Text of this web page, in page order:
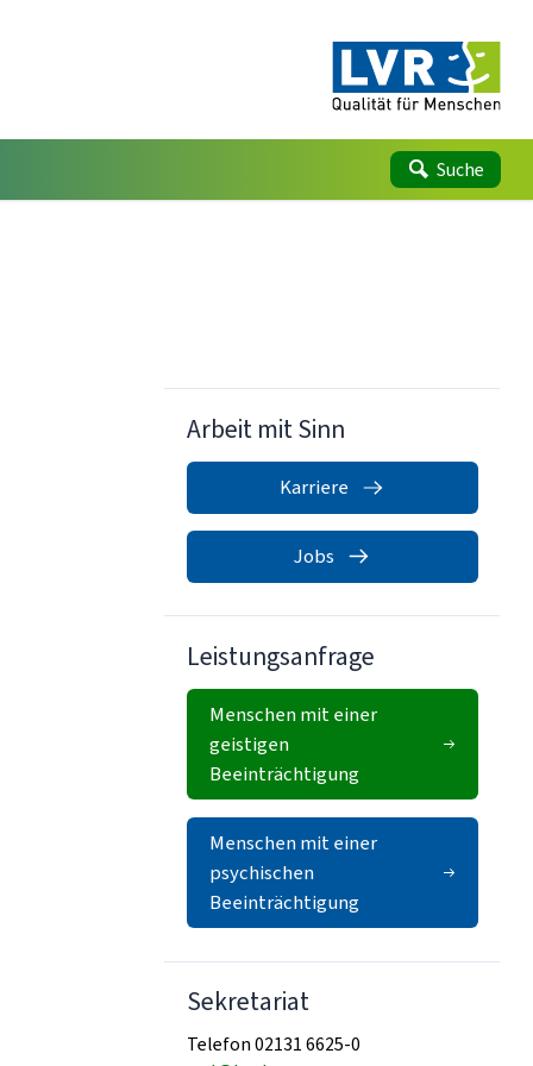
Suche
Arbeit mit Sinn
Karriere
Jobs
Leistungsanfrage
Menschen mit einer
geistigen
Beeinträchtigung
Menschen mit einer
psychischen
Beeinträchtigung
Sekretariat
Telefon 02131 6625-0